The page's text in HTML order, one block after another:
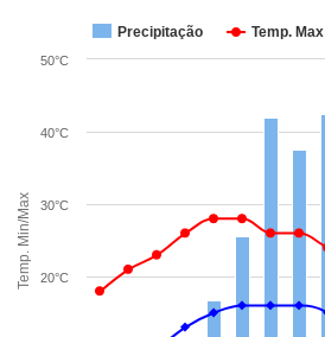
Temp. Min/Max
Precipitação Temp. Max
20°C
30°C
40°C
50°C